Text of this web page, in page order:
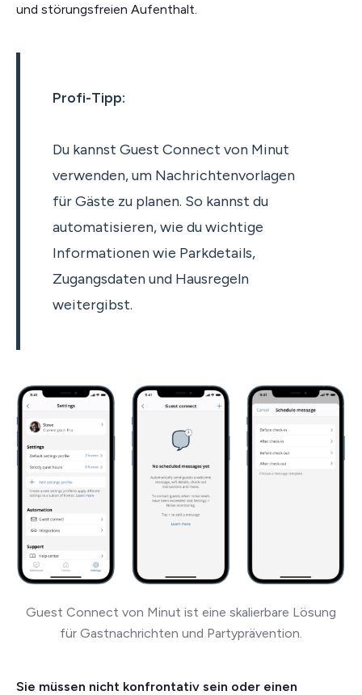
und störungsfreien Aufenthalt.
Profi-Tipp:
Du kannst Guest Connect von Minut
verwenden, um Nachrichtenvorlagen
für Gäste zu planen. So kannst du
automatisieren, wie du wichtige
Informationen wie Parkdetails,
Zugangsdaten und Hausregeln
weitergibst.
Guest Connect von Minut ist eine skalierbare Lösung
für Gastnachrichten und Partyprävention.
Sie müssen nicht konfrontativ sein oder einen